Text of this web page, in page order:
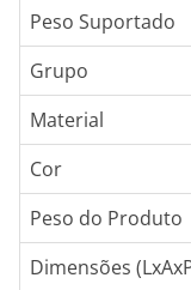
Peso Suportado
Grupo
Material
Cor
Peso do Produto
Dimensões